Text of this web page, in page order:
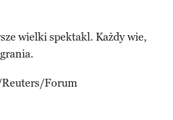
wielki spektakl. Każdy wie,
Forum